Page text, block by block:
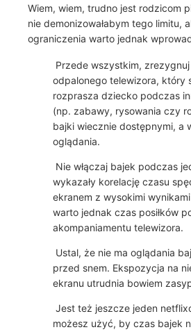
Wiem, wiem, trudno jest rodzicom
nie demonizowałabym tego limitu,
ograniczenia warto jednak
Przede wszystkim,
odpalonego telewizora, który
rozprasza dziecko podczas
(np. zabawy, rysowania czy
bajki wiecznie dostępnymi, a
oglądania.
Nie włączaj bajek podczas
wykazały korelację czasu
ekranem z wysokimi
warto jednak czas posiłków
akompaniamentu telewizora.
Ustal, że nie ma oglądania
przed snem. Ekspozycja na
ekranu utrudnia bowiem
Jest też jeszcze jeden
możesz użyć, by czas bajek